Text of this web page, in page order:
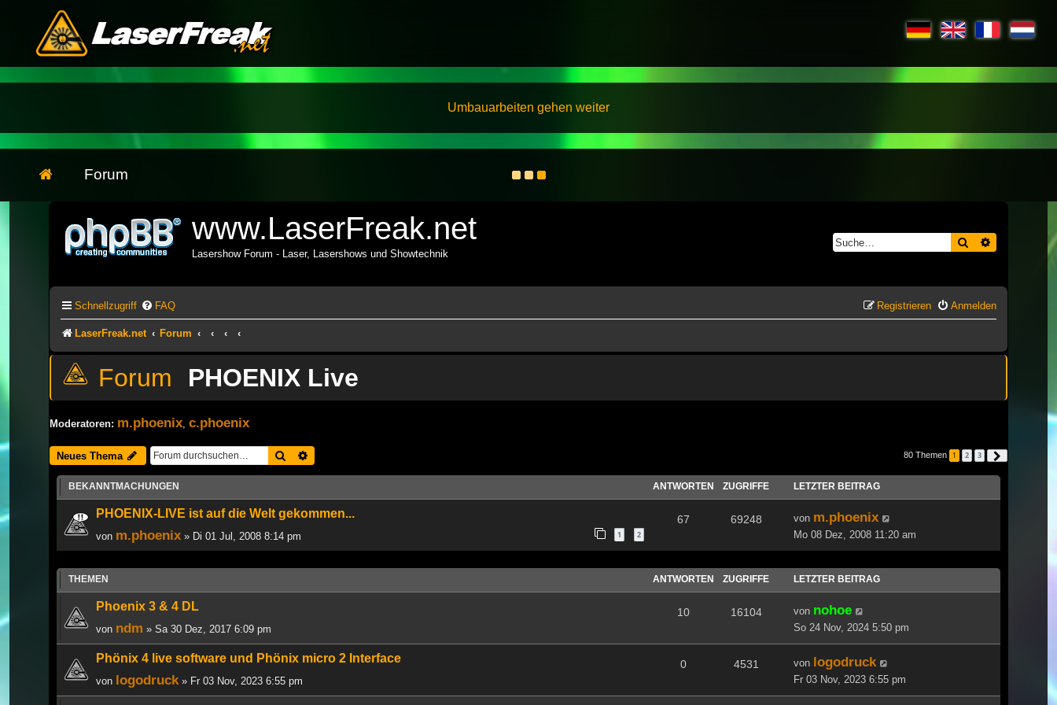
Umbauarbeiten gehen weiter
Forum
www.LaserFreak.net
Lasershow Forum - Laser, Lasershows und Showtechnik
Suche Erweiterte
Schnellzugriff FAQ Anmelden
Registrieren
LaserFreak.net Forum
PHOENIX Live
Moderatoren: m.phoenix c.phoenix
Neues Thema Suche 80 Themen 1 2 3
BEKANNTMACHUNGEN ANTWORTEN ZUGRIFFE LETZTER BEITRAG
PHOENIX-LIVE ist auf die Welt gekommen...
von m.phoenix » Di 01 Jul, 2008 8:14 pm 1 2
67 69248 von m.phoenix
Mo 08 Dez, 2008 11:20 am
THEMEN ANTWORTEN ZUGRIFFE LETZTER BEITRAG
Phoenix 3 & 4 DL
von ndm » Sa 30 Dez, 2017 6:09 pm
10 16104 von nohoe
So 24 Nov, 2024 5:50 pm
Phönix 4 live software und Phönix micro 2 Interface
von logodruck » Fr 03 Nov, 2023 6:55 pm
0 4531 von logodruck
Fr 03 Nov, 2023 6:55 pm